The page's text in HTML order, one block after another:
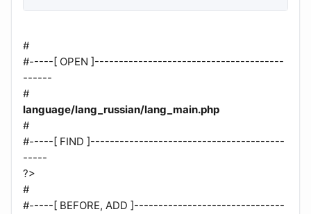
#
#-----[ OPEN ]---------------------------------------
------
#
language/lang_russian/lang_main.php
#
#-----[ FIND ]----------------------------------------
-----
?>
#
#-----[ BEFORE, ADD ]-------------------------------